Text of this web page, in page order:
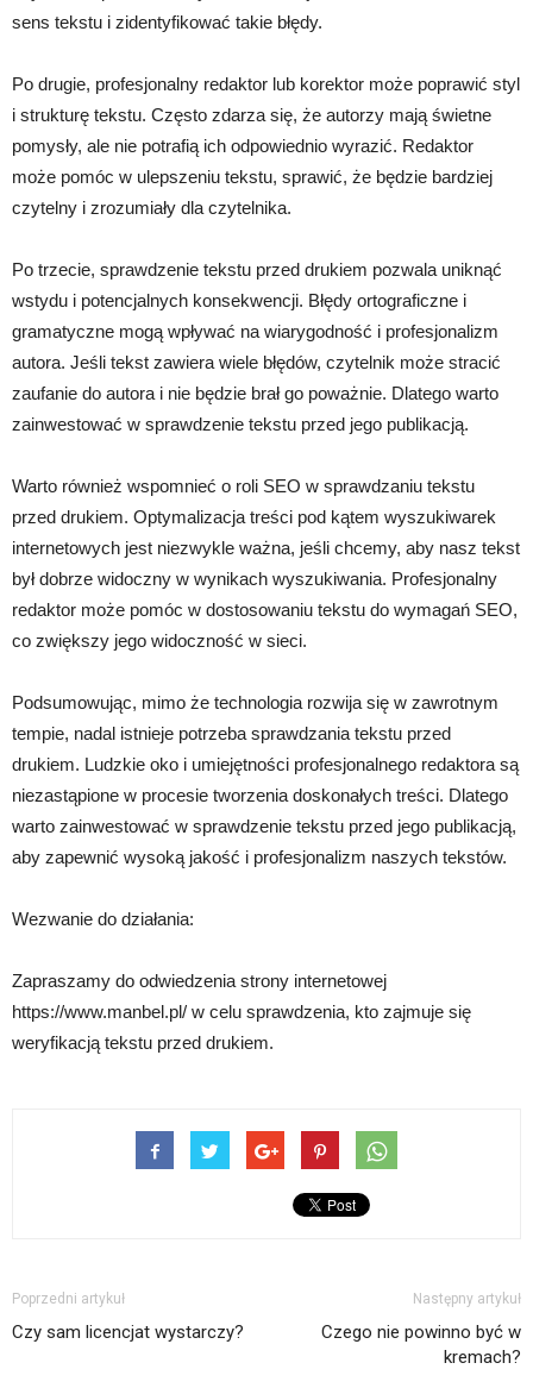
sens tekstu i zidentyfikować takie błędy.
Po drugie, profesjonalny redaktor lub korektor może poprawić styl
i strukturę tekstu. Często zdarza się, że autorzy mają świetne
pomysły, ale nie potrafią ich odpowiednio wyrazić. Redaktor
może pomóc w ulepszeniu tekstu, sprawić, że będzie bardziej
czytelny i zrozumiały dla czytelnika.
Po trzecie, sprawdzenie tekstu przed drukiem pozwala uniknąć
wstydu i potencjalnych konsekwencji. Błędy ortograficzne i
gramatyczne mogą wpływać na wiarygodność i profesjonalizm
autora. Jeśli tekst zawiera wiele błędów, czytelnik może stracić
zaufanie do autora i nie będzie brał go poważnie. Dlatego warto
zainwestować w sprawdzenie tekstu przed jego publikacją.
Warto również wspomnieć o roli SEO w sprawdzaniu tekstu
przed drukiem. Optymalizacja treści pod kątem wyszukiwarek
internetowych jest niezwykle ważna, jeśli chcemy, aby nasz tekst
był dobrze widoczny w wynikach wyszukiwania. Profesjonalny
redaktor może pomóc w dostosowaniu tekstu do wymagań SEO,
co zwiększy jego widoczność w sieci.
Podsumowując, mimo że technologia rozwija się w zawrotnym
tempie, nadal istnieje potrzeba sprawdzania tekstu przed
drukiem. Ludzkie oko i umiejętności profesjonalnego redaktora są
niezastąpione w procesie tworzenia doskonałych treści. Dlatego
warto zainwestować w sprawdzenie tekstu przed jego publikacją,
aby zapewnić wysoką jakość i profesjonalizm naszych tekstów.
Wezwanie do działania:
Zapraszamy do odwiedzenia strony internetowej
https://www.manbel.pl/ w celu sprawdzenia, kto zajmuje się
weryfikacją tekstu przed drukiem.
Poprzedni artykuł
Czy sam licencjat wystarczy?
Następny artykuł
Czego nie powinno być w
kremach?